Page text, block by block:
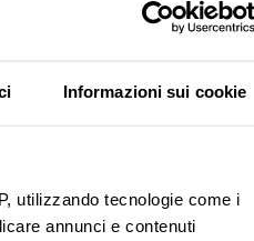
Informazioni sui cookie
utilizzando tecnologie come i
annunci e contenuti